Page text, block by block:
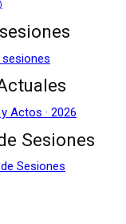
Actos · 2026
Sesiones
Sesiones